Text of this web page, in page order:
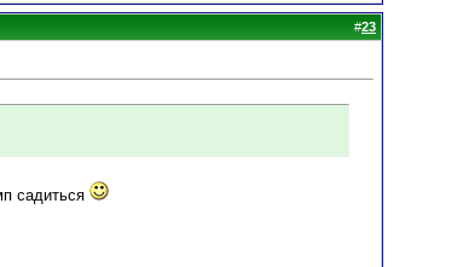
#23
садиться